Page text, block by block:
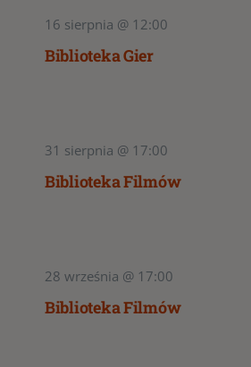
16 sierpnia @ 12:00
Biblioteka Gier
31 sierpnia @ 17:00
Biblioteka Filmów
28 września @ 17:00
Biblioteka Filmów